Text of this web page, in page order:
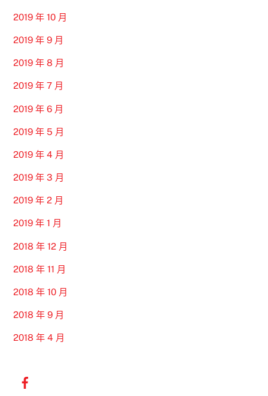
2019 年 10 月
2019 年 9 月
2019 年 8 月
2019 年 7 月
2019 年 6 月
2019 年 5 月
2019 年 4 月
2019 年 3 月
2019 年 2 月
2019 年 1 月
2018 年 12 月
2018 年 11 月
2018 年 10 月
2018 年 9 月
2018 年 4 月